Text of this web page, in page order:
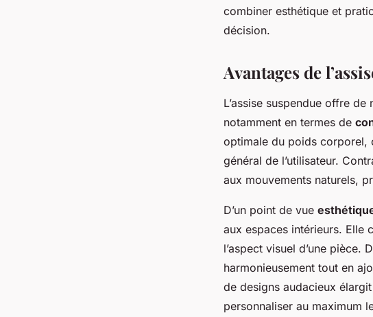
combiner esthétique et
décision.
Avantages de
L’assise suspendue offre de
notamment en termes de
optimale du poids corporel,
général de l’utilisateur.
aux mouvements naturels,
D’un point de vue
aux espaces intérieurs. Elle
l’aspect visuel d’une pièce.
harmonieusement tout en
de designs audacieux
personnaliser au maximum